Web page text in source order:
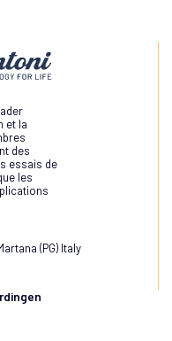
et la
des
essais de
les
(PG) Italy